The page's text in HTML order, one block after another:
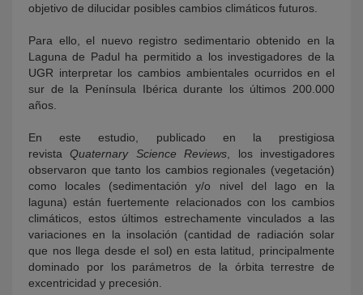
objetivo de dilucidar posibles cambios climáticos futuros.
Para ello, el nuevo registro sedimentario obtenido en la
Laguna de Padul ha permitido a los investigadores de la
UGR interpretar los cambios ambientales ocurridos en el
sur de la Península Ibérica durante los últimos 200.000
años.
En este estudio, publicado en la prestigiosa
revistaQuaternary Science Reviews , los investigadores
observaron que tanto los cambios regionales (vegetación)
como locales (sedimentación y/o nivel del lago en la
laguna) están fuertemente relacionados con los cambios
climáticos, estos últimos estrechamente vinculados a las
variaciones en la insolación (cantidad de radiación solar
que nos llega desde el sol) en esta latitud, principalmente
dominado por los parámetros de la órbita terrestre de
excentricidad y precesión.